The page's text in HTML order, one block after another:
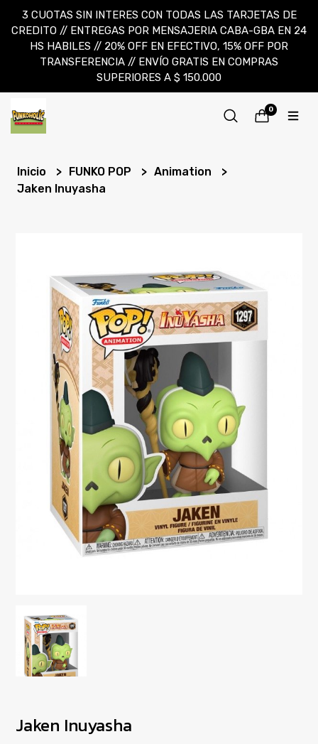
3 CUOTAS SIN INTERES CON TODAS LAS TARJETAS DE
CREDITO // ENTREGAS POR MENSAJERIA CABA-GBA EN 24
HS HABILES // 20% OFF EN EFECTIVO, 15% OFF POR
TRANSFERENCIA // ENVÍO GRATIS EN COMPRAS
SUPERIORES A $ 150.000
0
Inicio FUNKO POP
Animation
Jaken Inuyasha
Jaken Inuyasha